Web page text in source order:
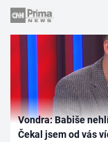
Vondra: Babiše
Čekal jsem od vás